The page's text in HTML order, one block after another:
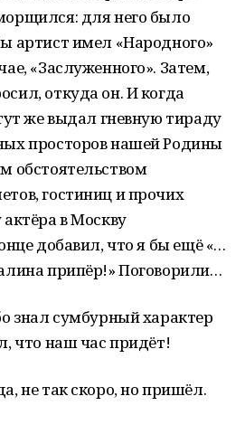
для него было
артист имел «Народного»
«Заслуженного». Затем,
откуда он. И когда
же выдал гневную тираду
просторов нашей Родины
обстоятельством
гостиниц и прочих
в Москву
добавил, что я бы ещё «…
припёр!» Поговорили…
знал сумбурный характер
что наш час придёт!
не так скоро, но пришёл.